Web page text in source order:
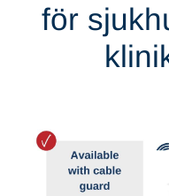
för